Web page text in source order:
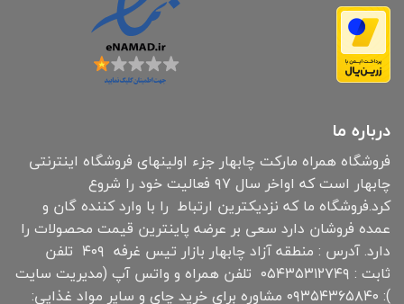
درباره ما
فروشگاه همراه مارکت چابهار جزء اولینهای فروشگاه اینترنتی
چابهار است که اواخر سال ۹۷ فعالیت خود را شروع
کرد.فروشگاه ما که نزدیکترین ارتباط را با وارد کننده گان و
عمده فروشان دارد سعی بر عرضه پاینترین قیمت محصولات را
دارد. آدرس : منطقه آزاد چابهار بازار تیس غرفه ۴۰۹ تلفن
ثابت : ۰۵۴۳۵۳۱۲۷۴۹ تلفن همراه و واتس آپ (مدیریت سایت
): ۰۹۳۵۴۳۶۵۸۴۰ مشاوره برای خرید چای و سایر مواد غذایی: